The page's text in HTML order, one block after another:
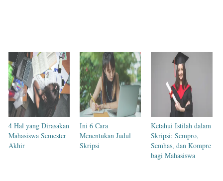
4 Hal yang Dirasakan
Mahasiswa Semester
Akhir
Ini 6 Cara
Menentukan Judul
Skripsi
Ketahui Istilah dalam
Skripsi: Sempro,
Semhas, dan Kompre
bagi Mahasiswa